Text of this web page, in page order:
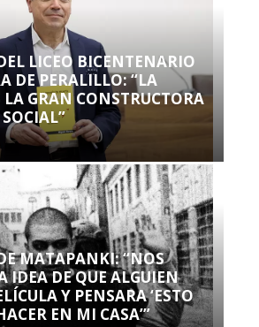
LICEO BICENTENARIO
DE PERALILLO: “LA
LA GRAN CONSTRUCTORA
MATAPANKI: “NOS
IDEA DE QUE ALGUIEN
Y PENSARA ‘ESTO
EN MI CASA’”